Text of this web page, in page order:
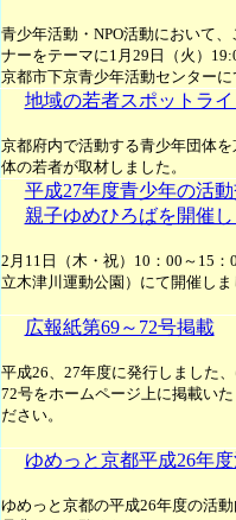
青少年活動・NPO活動において
ナーをテーマに1月29日（火）
京都市下京青少年活動センター
地域の若者スポットラ
京都府内で活動する青少年団体
体の若者が取材しました。
平成27年度青少年の活
親子ゆめひろばを開催
2月11日（木・祝）10：00～15
立木津川運動公園）にて開催しま
広報紙第69～72号掲載
平成26、27年度に発行しました
72号をホームページ上に掲載い
ださい。
ゆめっと京都平成26年
ゆめっと京都の平成26年度の活